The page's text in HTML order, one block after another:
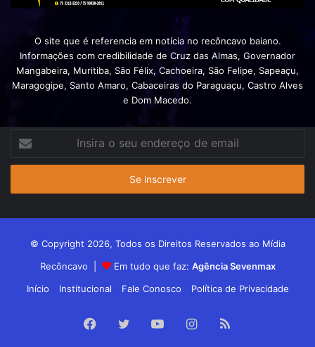
O site que é referencia em notícia no recôncavo baiano.
Informações com credibilidade de Cruz das Almas, Governador
Mangabeira, Muritiba, São Félix, Cachoeira, São Felipe, Sapeaçu,
Maragogipe, Santo Amaro, Cabaceiras do Paraguaçu, Castro Alves
e Dom Macedo.
seu
de
© Copyright 2026, Todos os Direitos Reservados ao Mídia
Recôncavo |
Em tudo que faz: Agência Sevenmax
Início
Institucional Fale Conosco Política de Privacidade
Facebook
TwitterYouTubeInstagram
RSS